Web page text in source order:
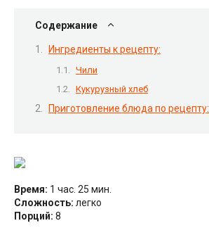
Содержание
Ингредиенты к рецепту:
Чили
Кукурузный хлеб
Приготовление блюда по рецепту:
Время: 1 час. 25 мин.
Сложность: легко
Порций: 8